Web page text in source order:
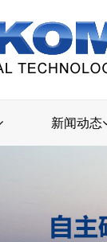
新闻动态